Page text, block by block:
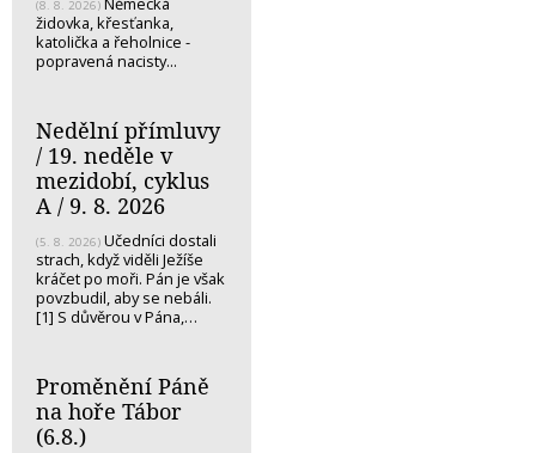
(8. 8. 2026)
židovka, křesťanka,
katolička a řeholnice -
popravená nacisty...
Nedělní přímluvy
/ 19. neděle v
mezidobí, cyklus
A / 9. 8. 2026
(5. 8. 2026) Učedníci dostali
strach, když viděli Ježíše
kráčet po moři. Pán je však
povzbudil, aby se nebáli.
[1] S důvěrou v Pána,…
Proměnění Páně
na hoře Tábor
(6.8.)